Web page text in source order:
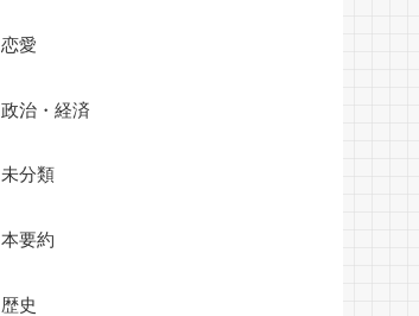
恋愛
政治・経済
未分類
本要約
歴史